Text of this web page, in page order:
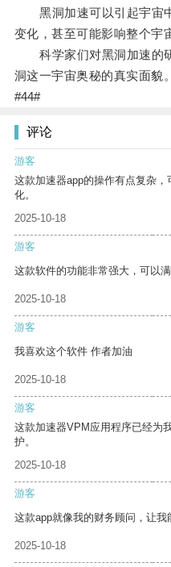
黑洞加速可以引起宇宙
变化，甚至可能影响整个宇
科学家们对黑洞加速的
洞这一宇宙奥秘的真实面貌。
#44#
评论
游客
这款加速器app的操作有点复杂
化。
2025-10-18
游客
这款软件的功能非常强大，可以
2025-10-18
游客
我喜欢这个软件 作者加油
2025-10-18
游客
这款加速器VPM应用程序已经为
护。
2025-10-18
游客
这款app就像我的财务顾问，让我
2025-10-18